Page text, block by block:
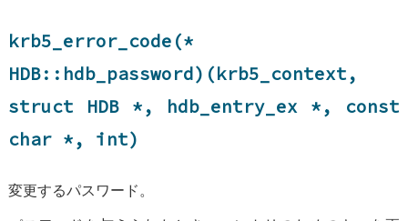
krb5_error_code(*
HDB::hdb_password)(krb5_context,
struct HDB *, hdb_entry_ex *, const
char *, int)
変更するパスワード。